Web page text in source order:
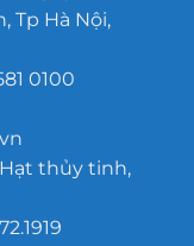
Tp Hà Nội,
0100
thủy tinh,